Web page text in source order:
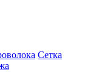
Сетка